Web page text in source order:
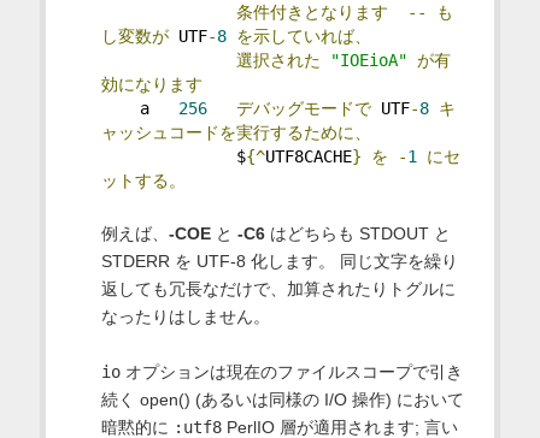
条件付きとなります
--
も
し変数が UTF-8 を示していれば、
選択された
"IOEioA" が有
効になります
a 256 デバッグモードで UTF-8 キ
ャッシュコードを実行するために、
${^UTF8CACHE} を -1
にセ
ットする。
例えば、 -COEと -C6はどちらも STDOUT と
STDERR を UTF-8 化します。 同じ文字を繰り
返しても冗長なだけで、加算されたりトグルに
なったりはしません。
ioオプションは現在のファイルスコープで引き
続く open() (あるいは同様の I/O 操作) において
暗黙的に :utf8PerlIO 層が適用されます; 言い